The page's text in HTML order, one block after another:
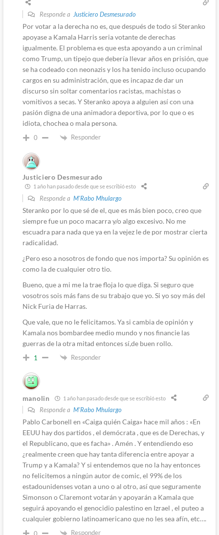
Responde a Justiciero Desmesurado
Por votar a la derecha no es, que después de todo si Steranko
apoyase a Kamala Harris seria votante de derechas
igualmente. El problema es que esta apoyando a un criminal
como Trump, un tipejo que debería llevar años en prisión, que
se ha codeado con neonazis y los ha tenido incluso ocupando
cargos en su administración, que es incapaz de dar un
discurso sin soltar comentarios racistas, machistas o
vomitivos a secas. Y Steranko apoya a alguien así con una
pasión digna de una animadora deportiva, por lo que o es
idiota, chochea o mala persona.
0 Responder
Justiciero Desmesurado
1 año han pasado desde que se escribió esto
Responde a M'Rabo Mhulargo
Steranko por lo que sé de el, que es más bien poco, creo que
siempre fue un poco macarra y/o algo excesivo. No me
escuadra para nada que ya en la vejez le de por mostrar cierta
radicalidad.
¿Pero eso a nosotros de fondo que nos importa? Su opinión es
como la de cualquier otro tio.
Bueno, que a mi me la trae floja lo que diga. Si seguro que
vosotros sois más fans de su trabajo que yo. Si yo soy más del
Nick Furia de Harras.
Que vale, que no le felicitamos. Ya si cambia de opinión y
Kamala nos bombardee medio mundo y nos financie las
guerras de la otra mitad entonces sí,de buen rollo.
1 Responder
manolin 1 año han pasado desde que se escribió esto
Responde a M'Rabo Mhulargo
Pablo Carbonell en «Caiga quién Caiga» hace mil años : «En
EEUU hay dos partidos , el demócrata , que es de Derechas, y
el Republicano, que es facha» . Amén . Y entendiendo eso
¿realmente creen que hay tanta diferencia entre apoyar a
Trump y a Kamala? Y si entendemos que no la hay entonces
no felicitemos a ningún autor de comic, el 99% de los
estadounidenses votan a uno o al otro, así que seguramente
Simonson o Claremont votarán y apoyarán a Kamala que
seguirá apoyando el genocidio palestino en Izrael , el puteo a
cualquier gobierno latinoamericano que no les sea afín, etc….
0 Responder